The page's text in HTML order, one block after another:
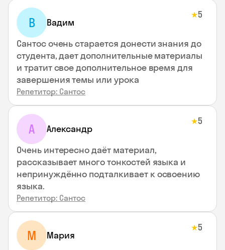
В Вадим
★5
Сантос очень старается донести знания до
студента, дает дополнительные материалы
и тратит свое дополнительное время для
завершения темы или урока
Репетитор: Сантос
А Александр
★5
Очень интересно даёт материал,
рассказывает много тонкостей языка и
непринуждённо подталкивает к освоению
языка.
Репетитор: Сантос
М Мария
★5